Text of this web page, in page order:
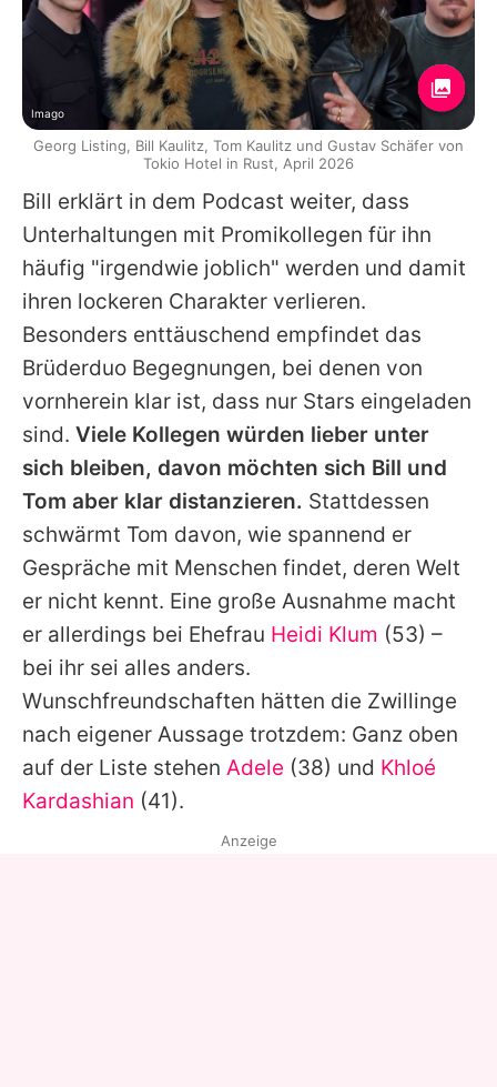
Bill erklärt in dem Podcast weiter, dass
Unterhaltungen mit Promikollegen für ihn
häufig "irgendwie joblich" werden und damit
ihren lockeren Charakter verlieren.
Besonders enttäuschend empfindet das
Brüderduo Begegnungen, bei denen von
vornherein klar ist, dass nur Stars eingeladen
sind. Viele Kollegen würden lieber unter
sich bleiben, davon möchten sich Bill und
Tom aber klar distanzieren. Stattdessen
schwärmt Tom davon, wie spannend er
Gespräche mit Menschen findet, deren Welt
er nicht kennt. Eine große Ausnahme macht
er allerdings bei Ehefrau Heidi Klum (53) –
bei ihr sei alles anders.
Wunschfreundschaften hätten die Zwillinge
nach eigener Aussage trotzdem: Ganz oben
auf der Liste stehen Adele (38) und Khloé
Kardashian (41).
Imago
Georg Listing, Bill Kaulitz, Tom Kaulitz und Gustav Schäfer von
Tokio Hotel in Rust, April 2026
Anzeige